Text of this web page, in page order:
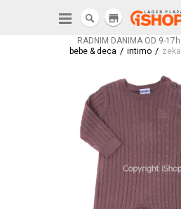
RADNIM DANIMA OD 9-17h
store
bebe & deca / intimo / zeka